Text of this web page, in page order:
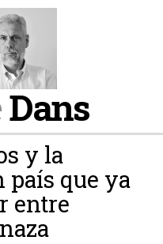
Dans
y la
que ya
entre